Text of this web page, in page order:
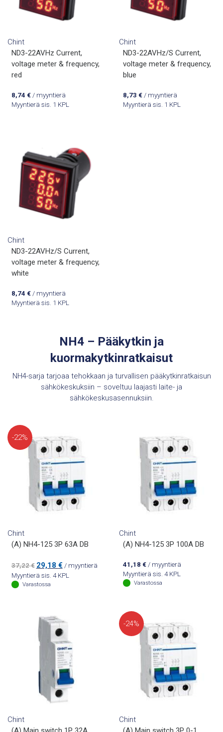
Chint
ND3-22AVHz Current,
voltage meter & frequency,
red
8,74 €/ myyntierä
Myyntierä sis. 1 KPL
Chint
ND3-22AVHz/S Current,
voltage meter & frequency,
blue
8,73 €/ myyntierä
Myyntierä sis. 1 KPL
Chint
ND3-22AVHz/S Current,
voltage meter & frequency,
white
8,74 €/ myyntierä
Myyntierä sis. 1 KPL
NH4 – Pääkytkin ja
kuormakytkinratkaisut
NH4-sarja tarjoaa tehokkaan ja turvallisen pääkytkinratkaisun
sähkökeskuksiin – soveltuu laajasti laite- ja
sähkökeskusasennuksiin.
-22%
Chint
(A) NH4-125 3P 63A DB
37,22€ Alkuperäinen
hinta
oli:
29,18 €Nykyinen
hinta
/ myyntierä
Myyntierä sis. 4 KPL
Varastossa
Chint
(A) NH4-125 3P 100A DB
41,18 €/ myyntierä
Myyntierä sis. 4 KPL
Varastossa
Chint
-24%
Chint